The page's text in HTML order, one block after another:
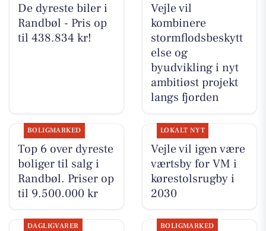
De dyreste biler i
Randbøl - Pris op
til 438.834 kr!
Vejle vil
kombinere
stormflodsbeskytt
else og
byudvikling i nyt
ambitiøst projekt
langs fjorden
BOLIGMARKED
Top 6 over dyreste
boliger til salg i
Randbøl. Priser op
til 9.500.000 kr
LOKALT NYT
Vejle vil igen være
værtsby for VM i
kørestolsrugby i
2030
DAGLIGVARER BOLIGMARKED